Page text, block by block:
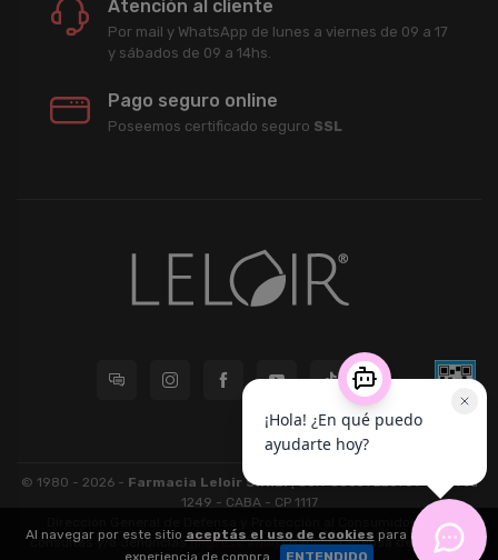
Atención al cliente
Por mail y WhatsApp de lunes a viernes de 09 a 17
y sábados de 09 a 14hs.
Pago seguro online
Poseemos certificado seguro SSL
© 1980 - 2026 - Farmacia Leloir S.R.L.| CUIT 33609220789 - Larrea
1249 - CABA - CP 1117
Dirección General de Defensa y Protección al Consumidor: Para
consultas y/o denuncias[ingrese aquí]| Nación: Defensa de las y los
Al navegar por este sitio aceptás el uso de cookies para agilizar tu
experiencia de compra.
ENTENDIDO